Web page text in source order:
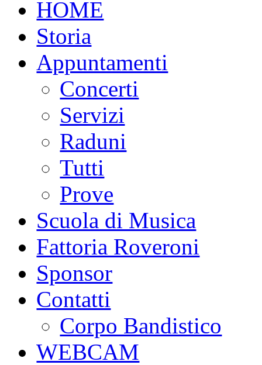
HOME
Storia
Appuntamenti
Concerti
Servizi
Raduni
Tutti
Prove
Scuola di Musica
Fattoria Roveroni
Sponsor
Contatti
Corpo Bandistico
WEBCAM